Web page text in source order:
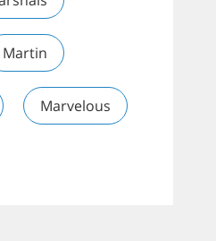
Martin
Marvelous